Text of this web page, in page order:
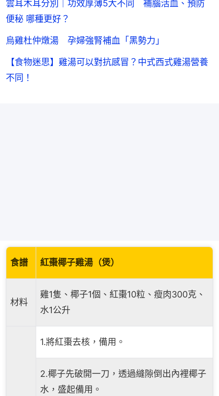
雲耳木耳分別｜功效厚薄5大不同 補腦活血、預防
便秘 哪種更好？
烏雞杜仲燉湯 孕婦強腎補血「黑勢力」
【食物迷思】雞湯可以對抗感冒？中式西式雞湯營養
不同！
食譜 紅棗椰子雞湯（煲）
材料
雞1隻、椰子1個、紅棗10粒、瘦肉300克、
水1公升
1.將紅棗去核，備用。
2.椰子先破開一刀，透過縫隙倒出內裡椰子
水，盛起備用。